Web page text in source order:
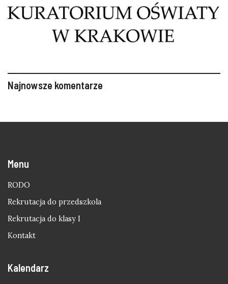
Najnowsze komentarze
Menu
RODO
Rekrutacja do przedszkola
Rekrutacja do klasy I
Kontakt
Kalendarz